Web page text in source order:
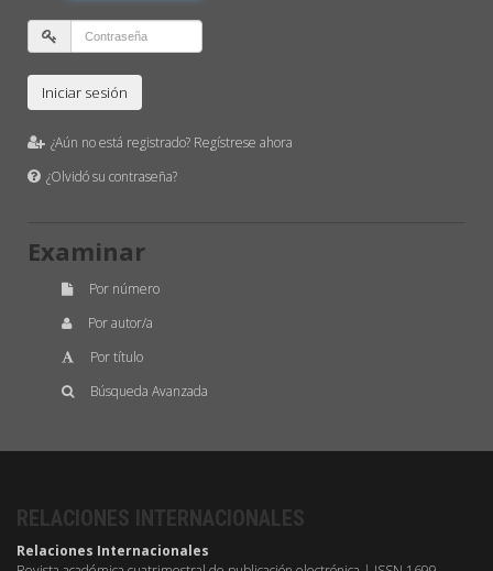
¿Aún no está registrado? Regístrese ahora
¿Olvidó su contraseña?
Examinar
Por número
Por autor/a
Por título
Búsqueda Avanzada
RELACIONES INTERNACIONALES
Relaciones Internacionales